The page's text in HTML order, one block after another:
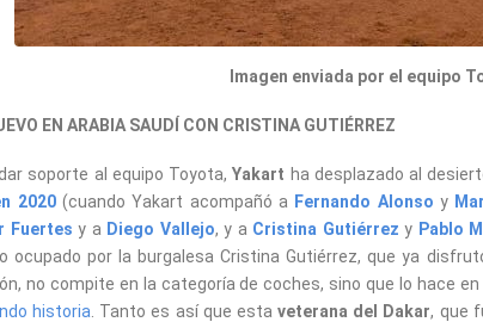
Imagen enviada por el equipo
EN ARABIA SAUDÍ CON CRISTINA GUTIÉRREZ
soporte al equipo Toyota,Yakart ha desplazado al
2020(cuando Yakart acompañó a Fernando Alonso y
Fuertes y a Diego Vallejo, y a Cristina Gutiérrez y Pablo
ocupado por la burgalesa Cristina Gutiérrez, que ya
no compite en la categoría de coches, sino que lo hace
historia . Tanto es así que estaveterana del Dakar, que